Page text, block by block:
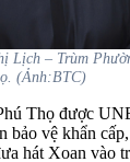
Lịch – Trùm
(Ảnh:BTC)
Thọ được
bảo vệ khẩn
hát Xoan vào